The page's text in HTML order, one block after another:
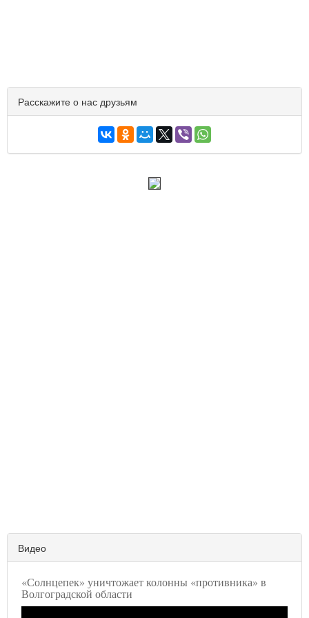
Расскажите о нас друзьям
Видео
«Солнцепек» уничтожает колонны «противника» в
Волгоградской области